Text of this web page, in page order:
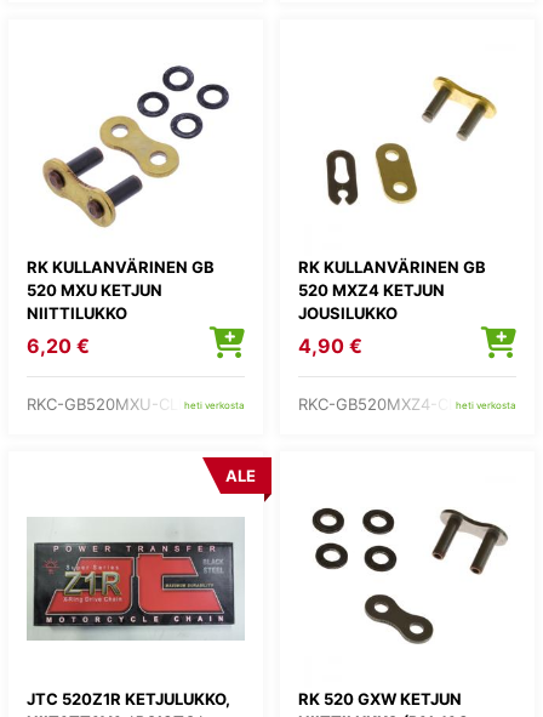
RK KULLANVÄRINEN GB
520 MXU KETJUN
NIITTILUKKO
6,20 €
RKC-GB520MXU-CLFheti verkosta
RK KULLANVÄRINEN GB
520 MXZ4 KETJUN
JOUSILUKKO
4,90 €
RKC-GB520MXZ4-CLheti verkosta
JTC 520Z1R KETJULUKKO,
ALE
RK 520 GXW KETJUN